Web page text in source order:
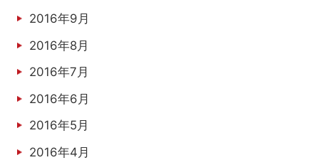
2016年9月
2016年8月
2016年7月
2016年6月
2016年5月
2016年4月